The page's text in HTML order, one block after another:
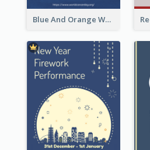
Blue And Orange World Cancer Day Flyer